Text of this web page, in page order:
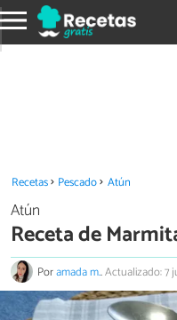
Recetas Pescado Atún
Atún
Receta de
Poramada m..Actualizado: 7